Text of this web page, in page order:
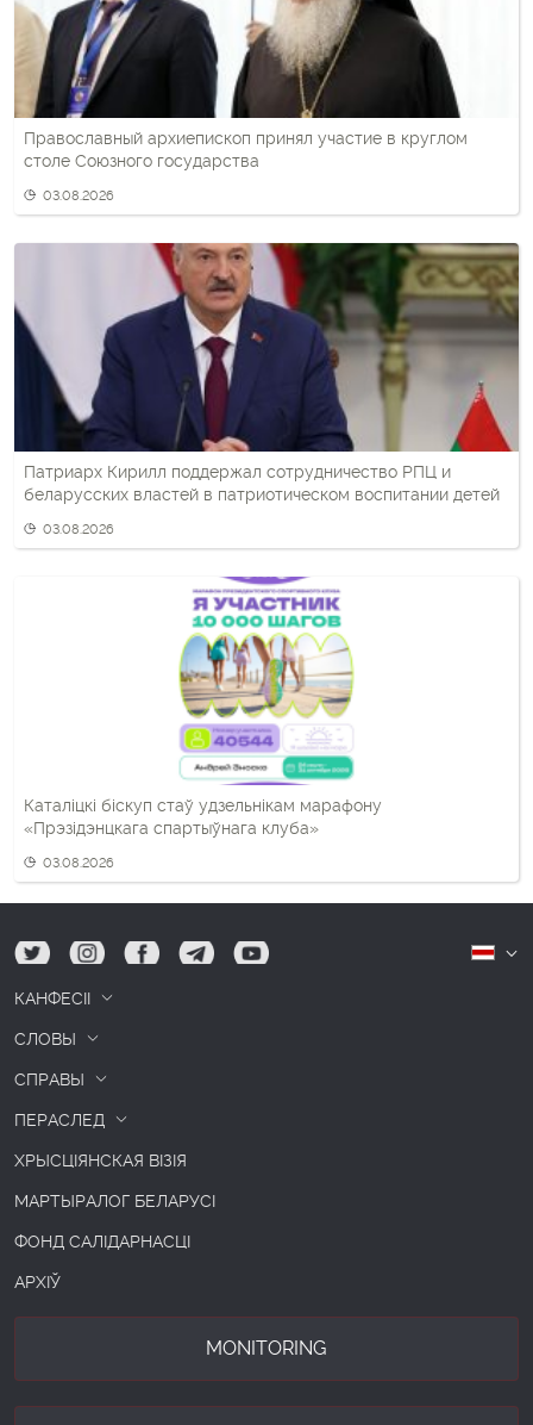
Православный архиепископ принял участие в круглом
столе Союзного государства
03.08.2026
Патриарх Кирилл поддержал сотрудничество РПЦ и
беларусских властей в патриотическом воспитании детей
03.08.2026
Каталіцкі біскуп стаў удзельнікам марафону
«Прэзідэнцкага спартыўнага клуба»
03.08.2026
tw ig fb tg yt
КАНФЕСІІ
СЛОВЫ
СПРАВЫ
ПЕРАСЛЕД
ХРЫСЦІЯНСКАЯ ВІЗІЯ
МАРТЫРАЛОГ БЕЛАРУСІ
ФОНД САЛІДАРНАСЦІ
АРХІЎ
MONITORING